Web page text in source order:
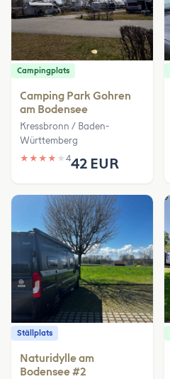
Campingplats
Camping Park Gohren
am Bodensee
Kressbronn / Baden-
Württemberg
★ ★ ★ ★ ★ 442 EUR
Ställplats
Naturidylle am
Bodensee #2